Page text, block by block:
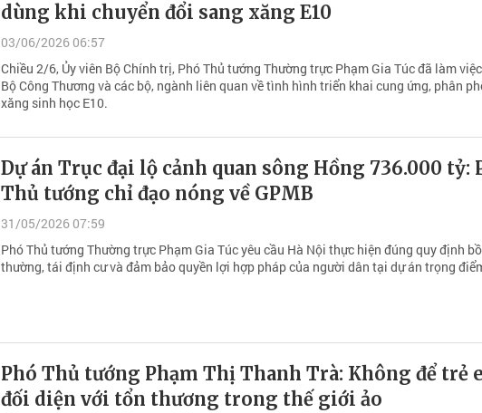
dùng khi chuyển đổi sang xăng E10
03/06/2026 06:57
Chiều 2/6, Ủy viên Bộ Chính trị, Phó Thủ tướng Thường trực Phạm Gia Túc đã làm
Bộ Công Thương và các bộ, ngành liên quan về tình hình triển khai cung ứng, phân
xăng sinh học E10.
Dự án Trục đại lộ cảnh quan sông Hồng 736.000 tỷ:
Thủ tướng chỉ đạo nóng về GPMB
31/05/2026 07:59
Phó Thủ tướng Thường trực Phạm Gia Túc yêu cầu Hà Nội thực hiện đúng quy định
thường, tái định cư và đảm bảo quyền lợi hợp pháp của người dân tại dự án trọng
Phó Thủ tướng Phạm Thị Thanh Trà: Không để trẻ
đối diện với tổn thương trong thế giới ảo